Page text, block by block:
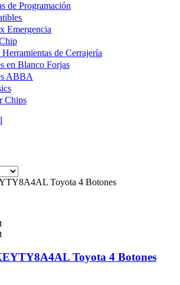
de Programación
Emergencia
de Cerrajería
en Blanco Forjas
ABBA
Chips
Toyota 4 Botones